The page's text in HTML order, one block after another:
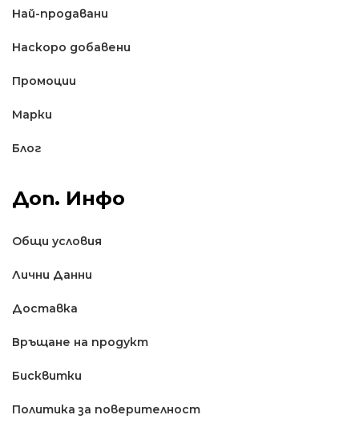
Най-продавани
Наскоро добавени
Промоции
Марки
Блог
Доп. Инфо
Общи условия
Лични Данни
Доставкa
Връщане на продукт
Бисквитки
Политика за поверителност